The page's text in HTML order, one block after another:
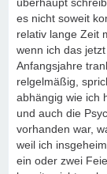
es nicht soweit
relativ lange Zeit
wenn ich das
Anfangsjahre
relgelmäßig,
abhängig wie ich
und auch die
vorhanden war,
weil ich
ein oder zwei